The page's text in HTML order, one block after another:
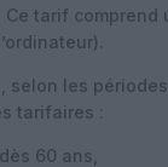
tarif comprend
selon les
tarifaires :
60 ans,